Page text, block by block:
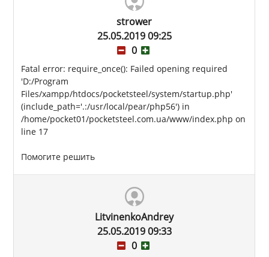
strower
25.05.2019 09:25
0
Fatal error: require_once(): Failed opening required
'D:/Program
Files/xampp/htdocs/pocketsteel/system/startup.php'
(include_path='.:/usr/local/pear/php56') in
/home/pocket01/pocketsteel.com.ua/www/index.php on
line 17
Помогите решить
LitvinenkoAndrey
25.05.2019 09:33
0